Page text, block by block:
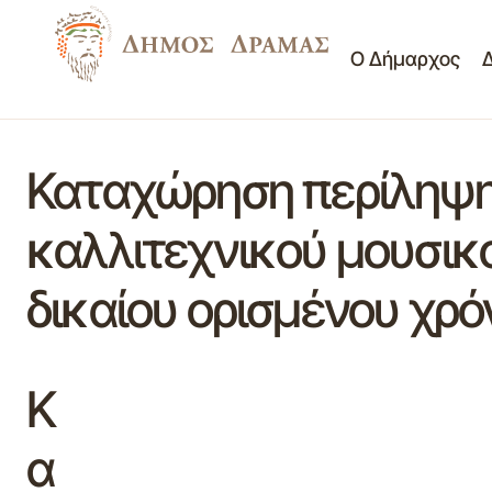
Ο Δήμαρχος
Καταχώρηση
καλλιτεχνικού
δικαίου ορισμένου
Κ
α